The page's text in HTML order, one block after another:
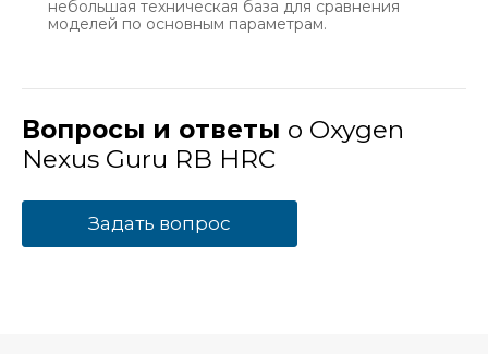
небольшая техническая база для сравнения
моделей по основным параметрам.
Вопросы и ответы о Oxygen
Nexus Guru RB HRC
Задать вопрос